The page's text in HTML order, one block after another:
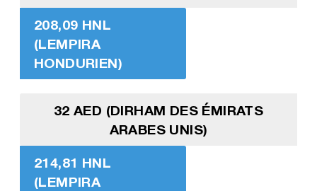
208,09 HNL
(LEMPIRA
HONDURIEN)
32 AED (DIRHAM DES ÉMIRATS
ARABES UNIS)
214,81 HNL
(LEMPIRA